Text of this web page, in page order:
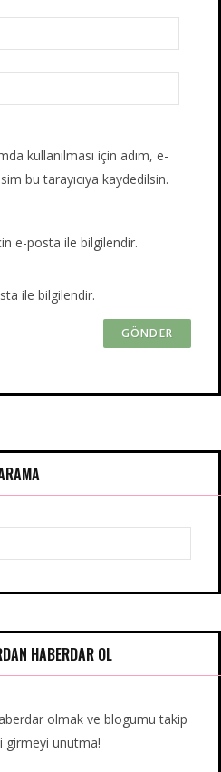
kullanılması için adım, e-
bu tarayıcıya kaydedilsin.
e-posta ile bilgilendir.
ile bilgilendir.
HABERDAR OL
olmak ve blogumu takip
girmeyi unutma!